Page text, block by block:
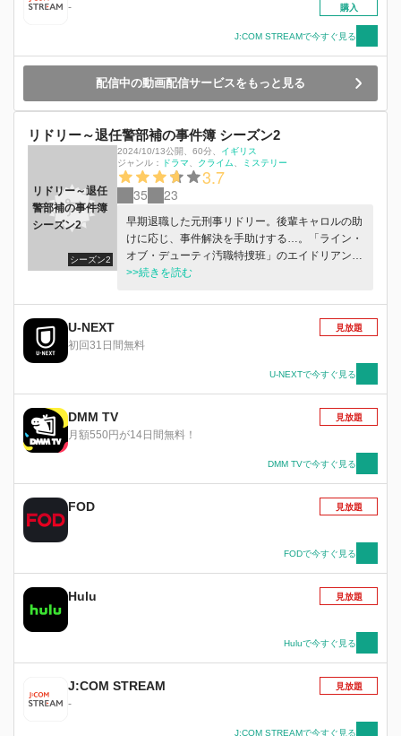
-
購入
J:COM STREAMで今すぐ見る
配信中の動画配信サービスをもっと見る
リドリー～退任警部補の事件簿 シーズン2
シーズン2
リドリー～退任
警部補の事件簿
シーズン2
2024/10/13公開 60分
イギリス
ジャンル：
ドラマ クライム ミステリー
3.7
35 23
早期退職した元刑事リドリー。後輩キャロルの助
けに応じ、事件解決を手助けする…。「ライン・
オブ・デューティ汚職特捜班」のエイドリアン・
ダンバーが主演を務め、「ヴェラ～信念の女警部
ー。
>>続きを読む
U-NEXT
初回31日間無料
見放題
U-NEXTで今すぐ見る
DMM TV
月額550円が14日間無料！
見放題
DMM TVで今すぐ見る
FOD 見放題
FODで今すぐ見る
Hulu 見放題
Huluで今すぐ見る
J:COM STREAM
-
見放題
J:COM STREAMで今すぐ見る